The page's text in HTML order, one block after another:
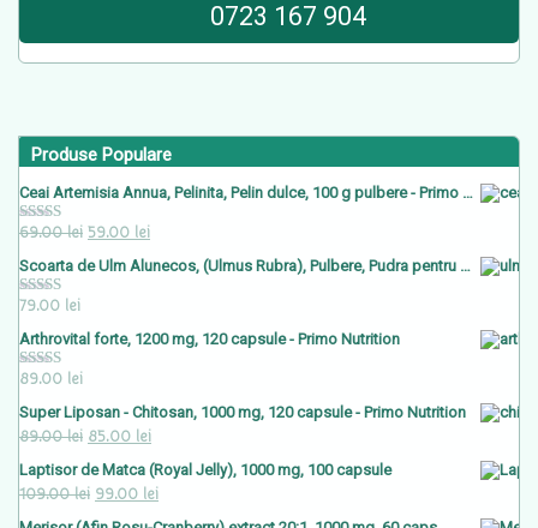
0723 167 904
Produse Populare
Ceai Artemisia Annua, Pelinita, Pelin dulce, 100 g pulbere - Primo Nutrition
Evaluat la
din 5
69.00lei Prețul
inițial
69.00 lei.
59.00 leiPrețul
curent
Scoarta de Ulm Alunecos, (Ulmus Rubra), Pulbere, Pudra pentru Ceai , 200 g, Primo Nutrition
Evaluat la
din 5
79.00 lei
Arthrovital forte, 1200 mg, 120 capsule - Primo Nutrition
Evaluat la
din 5
89.00 lei
Super Liposan - Chitosan, 1000 mg, 120 capsule - Primo Nutrition
89.00lei Prețul
inițial
a
fost:
85.00 leiPrețul
curent
este:
85.00 lei.
Laptisor de Matca (Royal Jelly), 1000 mg, 100 capsule
109.00lei Prețul
inițial
99.00 leiPrețul
curent